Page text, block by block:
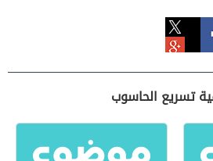
تسريع الحاسوب